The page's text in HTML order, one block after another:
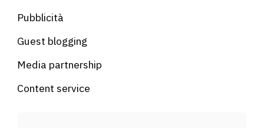
Pubblicità
Guest blogging
Media partnership
Content service